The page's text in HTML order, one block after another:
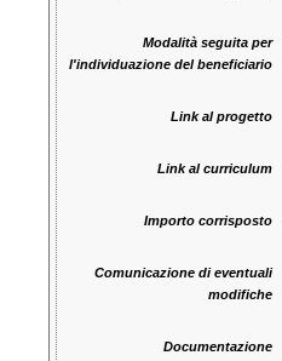
Modalità seguita per
l'individuazione del beneficiario
Link al progetto
Link al curriculum
Importo corrisposto
Comunicazione di eventuali
modifiche
Documentazione